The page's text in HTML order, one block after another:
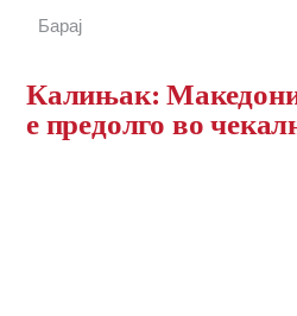
Калињак:
е предолго во